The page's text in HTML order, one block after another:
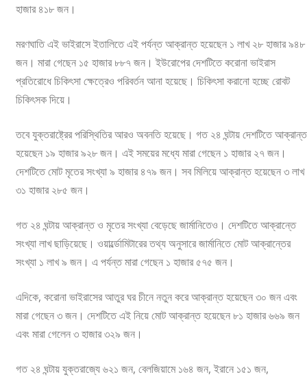
হাজার ৪১৮ জন।
মরণঘাতি এই ভাইরাসে ইতালিতে এই পর্যন্ত আক্রান্ত হয়েছেন ১ লাখ ২৮ হাজার ৯৪৮
জন। মারা গেছেন ১৫ হাজার ৮৮৭ জন। ইউরোপের দেশটিতে করোনা ভাইরাস
প্রতিরোধে চিকিৎসা ক্ষেত্রেও পরিবর্তন আনা হয়েছে। চিকিৎসা করানো হচ্ছে রোবট
চিকিৎসক দিয়ে।
তবে যুক্তরাষ্ট্রের পরিস্থিতির আরও অবনতি হয়েছে। গত ২৪ ঘন্টায় দেশটিতে আক্রান্ত
হয়েছেন ১৯ হাজার ৯২৮ জন। এই সময়ের মধ্যে মারা গেছেন ১ হাজার ২৭ জন।
দেশটিতে মোট মৃতের সংখ্যা ৯ হাজার ৪৭৯ জন। সব মিলিয়ে আক্রান্ত হয়েছেন ৩ লাখ
৩১ হাজার ২৮৫ জন।
গত ২৪ ঘন্টায় আক্রান্ত ও মৃতের সংখ্যা বেড়েছে জার্মানিতেও। দেশটিতে আক্রান্তে
সংখ্যা লাখ ছাড়িয়েছে। ওয়ার্ল্ডোমিটারের তথ্য অনুসারে জার্মানিতে মোট আক্রান্তের
সংখ্যা ১ লাখ ৯ জন। এ পর্যন্ত মারা গেছেন ১ হাজার ৫৭৫ জন।
এদিকে, করোনা ভাইরাসের আতুর ঘর চীনে নতুন করে আক্রান্ত হয়েছেন ৩০ জন এবং
মারা গেছেন ৩ জন। দেশটিতে এই নিয়ে মোট আক্রান্ত হয়েছেন ৮১ হাজার ৬৬৯ জন
এবং মারা গেলেন ৩ হাজার ৩২৯ জন।
গত ২৪ ঘন্টায় যুক্তরাজ্যে ৬২১ জন, বেলজিয়ামে ১৬৪ জন, ইরানে ১৫১ জন,